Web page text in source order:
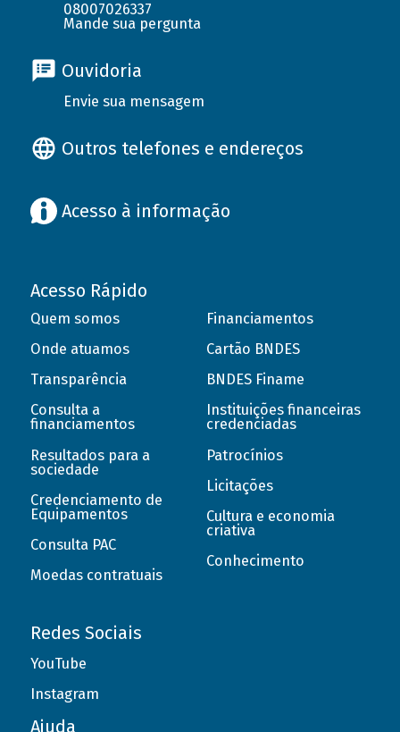
08007026337
Mande sua pergunta
Ouvidoria
Envie sua mensagem
Outros telefones e endereços
Acesso à informação
Acesso Rápido
Quem somos
Onde atuamos
Transparência
Consulta a
financiamentos
Resultados para a
sociedade
Credenciamento de
Equipamentos
Consulta PAC
Moedas contratuais
Financiamentos
Cartão BNDES
BNDES Finame
Instituições financeiras
credenciadas
Patrocínios
Licitações
Cultura e economia
criativa
Conhecimento
Redes Sociais
YouTube
Instagram
Ajuda